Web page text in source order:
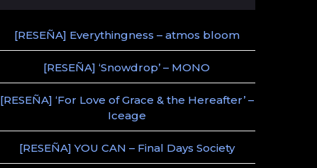
[RESEÑA] Everythingness – atmos bloom
[RESEÑA] ‘Snowdrop’ – MONO
[RESEÑA] ‘For Love of Grace & the Hereafter’ –
Iceage
[RESEÑA] YOU CAN – Final Days Society